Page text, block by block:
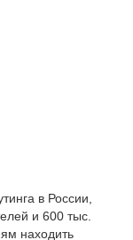
в России,
и 600 тыс.
находить